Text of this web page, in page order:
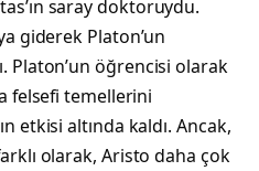
saray doktoruydu.
giderek Platon’un
Platon’un öğrencisi olarak
felsefi temellerini
etkisi altında kaldı. Ancak,
olarak, Aristo daha çok